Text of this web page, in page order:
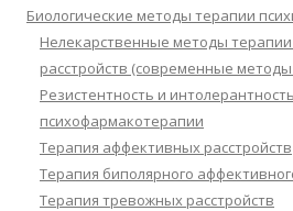
Биологические методы терапии
Нелекарственные методы терапии
расстройств (современные
Резистентность и
психофармакотерапии
Терапия аффективных расстройств
Терапия биполярного
Терапия тревожных расстройств